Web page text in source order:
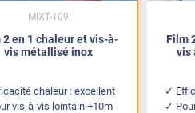
2 en 1 chaleur et vis-à-
vis métallisé inox
chaleur : excellent
vis-à-vis lointain +10m
MIXT-109i
Film
vis